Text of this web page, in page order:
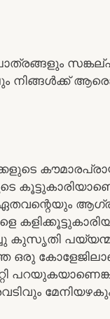
ഏതവന്റെയും
കുസൃതി